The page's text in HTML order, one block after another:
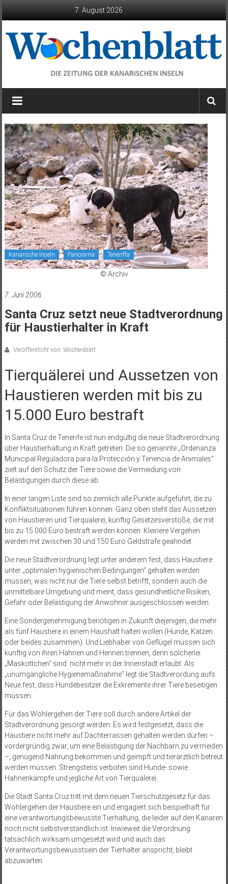
7. August 2026
Wochenblatt
die
der
Kanarischen
Inseln
Kanarische Inseln Panorama Teneriffa
© Archiv
7. Juni 2006
Santa Cruz setzt neue Stadtverordnung
für Haustierhalter in Kraft
Veröffentlicht von: Wochenblatt
Tierquälerei und Aussetzen von
Haustieren werden mit bis zu
15.000 Euro bestraft
In Santa Cruz de Tenerife ist nun endgültig die neue Stadtverordnung
über Haustierhaltung in Kraft getreten. Die so genannte „Ordenanza
Municipal Reguladora para la Protección y Tenencia de Animales“
zielt auf den Schutz der Tiere sowie die Vermeidung von
Belästigungen durch diese ab.
In einer langen Liste sind so ziemlich alle Punkte aufgeführt, die zu
Konfliktsituationen führen können. Ganz oben steht das Aussetzen
von Haustieren und Tierquälerei, künftig Gesetzesverstöße, die mit
bis zu 15.000 Euro bestraft werden können. Kleinere Vergehen
werden mit zwischen 30 und 150 Euro Geldstrafe geahndet.
Die neue Stadtverordnung legt unter anderem fest, dass Haustiere
unter „optimalen hygienischen Bedingungen“ gehalten werden
müssen, was nicht nur die Tiere selbst betrifft, sondern auch die
unmittelbare Umgebung und meint, dass gesundheitliche Risiken,
Gefahr oder Belästigung der Anwohner ausgeschlossen werden.
Eine Sondergenehmigung benötigen in Zukunft diejenigen, die mehr
als fünf Haustiere in einem Haushalt halten wollen (Hunde, Katzen
oder beides zusammen). Und Liebhaber von Geflügel müssen sich
künftig von ihren Hähnen und Hennen trennen, denn solcherlei
„Maskottchen“ sind nicht mehr in der Innenstadt erlaubt. Als
„unumgängliche Hygienemaßnahme“ legt die Stadtverordung aufs
Neue fest, dass Hundebesitzer die Exkremente ihrer Tiere beseitigen
müssen.
Für das Wohlergehen der Tiere soll durch andere Artikel der
Stadtverordnung gesorgt werden. Es wird festgesetzt, dass die
Haustiere nicht mehr auf Dachterrassen gehalten werden dürfen –
vordergründig zwar, um eine Belästigung der Nachbarn zu vermeiden
–, genügend Nahrung bekommen und geimpft und tierärztlich betreut
werden müssen. Strengstens verboten sind Hunde- sowie
Hahnenkämpfe und jegliche Art von Tierquälerei.
Die Stadt Santa Cruz tritt mit dem neuen Tierschutzgesetz für das
Wohlergehen der Haustiere ein und engagiert sich beispielhaft für
eine verantwortungsbewusste Tierhaltung, die leider auf den Kanaren
noch nicht selbstverständlich ist. Inwieweit die Verordnung
tatsächlich wirksam umgesetzt wird und auch das
Verantwortungsbewusstsein der Tierhalter anspricht, bleibt
abzuwarten.